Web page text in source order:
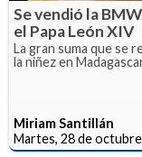
Se vendió la
el Papa León XIV
La gran suma que se
la niñez en
Miriam Santillán
Martes, 28 de